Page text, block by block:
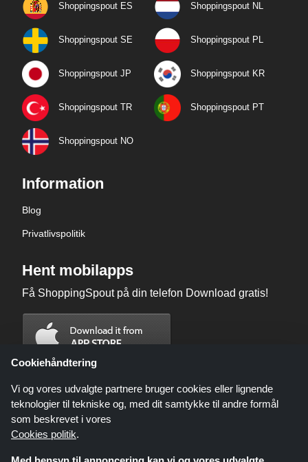
Shoppingspout ES Shoppingspout NL
Shoppingspout SE Shoppingspout PL
Shoppingspout JP Shoppingspout KR
Shoppingspout TR Shoppingspout PT
Shoppingspout NO
Information
Blog
Privatlivspolitik
Hent mobilapps
Få ShoppingSpout på din telefon Download gratis!
Cookiehåndtering
Vi og vores udvalgte partnere bruger cookies eller lignende
teknologier til tekniske og, med dit samtykke til andre formål
som beskrevet i vores
Cookies politik.